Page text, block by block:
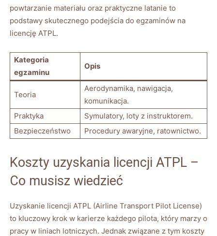
powtarzanie materiału oraz praktyczne latanie to
podstawy skutecznego podejścia do egzaminów na
licencję ATPL.
Kategoria
egzaminu
Opis
Teoria
Aerodynamika, nawigacja,
komunikacja.
Praktyka
Symulatory, loty z instruktorem.
Bezpieczeństwo
Procedury awaryjne, ratownictwo.
Koszty uzyskania licencji ATPL –
Co musisz wiedzieć
Uzyskanie licencji ATPL (Airline Transport Pilot License)
to kluczowy krok w karierze każdego pilota, który marzy o
pracy w liniach lotniczych. Jednak związane z tym koszty